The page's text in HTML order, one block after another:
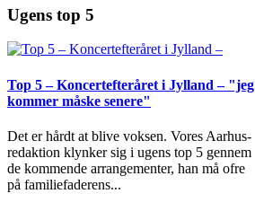
Ugens top 5
Top 5 – Koncertefteråret i Jylland – "jeg
kommer måske senere"
Det er hårdt at blive voksen. Vores Aarhus-
redaktion klynker sig i ugens top 5 gennem
de kommende arrangementer, han må ofre
på familiefaderens...